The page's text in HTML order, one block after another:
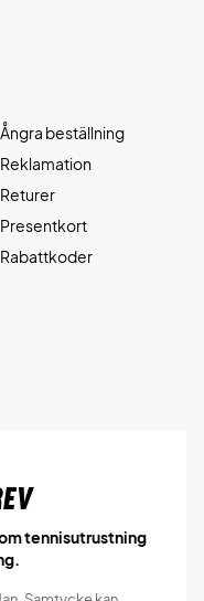
Ångra beställning
Reklamation
Returer
Presentkort
Rabattkoder
tennisutrustning